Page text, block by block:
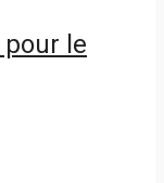
le